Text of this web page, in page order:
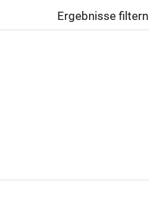
Ergebnisse filtern